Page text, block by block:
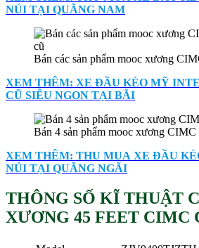
NÚI TẠI QUÃNG NAM
Bán các sản phẩm mooc xương
XEM THÊM: XE ĐẦU KÉO MỸ
CŨ SIÊU NGON TẠI BÃI
Bán 4 sản phẩm mooc xương CIMC
XEM THÊM: THU MUA XE ĐẦU
NÚI TẠI QUÃNG NGÃI
THÔNG SỐ KĨ THUẬT
XƯƠNG 45 FEET CIMC